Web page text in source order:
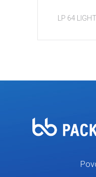
LP 64